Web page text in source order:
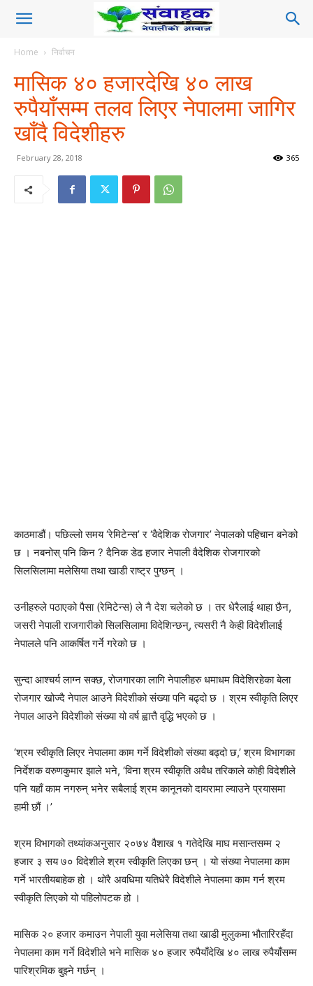
Home निर्वाचन
मासिक ४० हजारदेखि ४० लाख
रुपैयाँसम्म तलव लिएर नेपालमा जागिर
खाँदै विदेशीहरु
February 28, 2018 365
काठमाडौं। पछिल्लो समय ‘रेमिटेन्स’ र ‘वैदेशिक रोजगार’ नेपालको पहिचान बनेको
छ । नबनोस् पनि किन ? दैनिक डेढ हजार नेपाली वैदेशिक रोजगारको
सिलसिलामा मलेसिया तथा खाडी राष्ट्र पुग्छन् ।
उनीहरुले पठाएको पैसा (रेमिटेन्स) ले नै देश चलेको छ । तर धेरैलाई थाहा छैन,
जसरी नेपाली राजगारीको सिलसिलामा विदेशिन्छन्, त्यसरी नै केही विदेशीलाई
नेपालले पनि आकर्षित गर्ने गरेको छ ।
सुन्दा आश्चर्य लाग्न सक्छ, रोजगारका लागि नेपालीहरु धमाधम विदेशिरहेका बेला
रोजगार खोज्दै नेपाल आउने विदेशीको संख्या पनि बढ्दो छ । श्रम स्वीकृति लिएर
नेपाल आउने विदेशीको संख्या यो वर्ष ह्वात्तै वृद्धि भएको छ ।
‘श्रम स्वीकृति लिएर नेपालमा काम गर्ने विदेशीको संख्या बढ्दो छ,’ श्रम विभागका
निर्देशक वरुणकुमार झाले भने, ‘विना श्रम स्वीकृति अवैध तरिकाले कोही विदेशीले
पनि यहाँ काम नगरुन् भनेर सबैलाई श्रम कानूनको दायरामा ल्याउने प्रयासमा
हामी छौं ।’
श्रम विभागको तथ्यांकअनुसार २०७४ वैशाख १ गतेदेखि माघ मसान्तसम्म २
हजार ३ सय ७० विदेशीले श्रम स्वीकृति लिएका छन् । यो संख्या नेपालमा काम
गर्ने भारतीयबाहेक हो । थोरै अवधिमा यतिधेरै विदेशीले नेपालमा काम गर्न श्रम
स्वीकृति लिएको यो पहिलोपटक हो ।
मासिक २० हजार कमाउन नेपाली युवा मलेसिया तथा खाडी मुलुकमा भौतारिरहँदा
नेपालमा काम गर्ने विदेशीले भने मासिक ४० हजार रुपैयाँदेखि ४० लाख रुपैयाँसम्म
पारिश्रमिक बुझ्ने गर्छन् ।